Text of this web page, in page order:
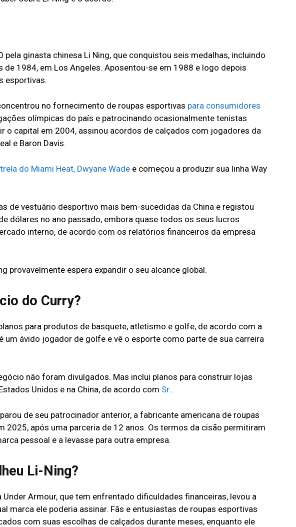
ginasta chinesa Li Ning, que conquistou seis medalhas, incluindo
de 1984, em Los Angeles. Aposentou-se em 1988 e logo depois
esportivas.
no fornecimento de roupas esportivas para consumidores
olímpicas do país e patrocinando ocasionalmente tenistas
o capital em 2004, assinou acordos de calçados com jogadores da
e Baron Davis.
do Miami Heat, Dwyane Wade e começou a produzir sua linha Way
de vestuário desportivo mais bem-sucedidas da China e registou
dólares no ano passado, embora quase todos os seus lucros
interno, de acordo com os relatórios financeiros da empresa
provavelmente espera expandir o seu alcance global.
do Curry?
para produtos de basquete, atletismo e golfe, de acordo com a
é um ávido jogador de golfe e vê o esporte como parte de sua carreira
não foram divulgados. Mas inclui planos para construir lojas
Unidos e na China, de acordo com Sr..
de seu patrocinador anterior, a fabricante americana de roupas
2025, após uma parceria de 12 anos. Os termos da cisão permitiram
pessoal e a levasse para outra empresa.
Li-Ning?
Under Armour, que tem enfrentado dificuldades financeiras, levou a
marca ele poderia assinar. Fãs e entusiastas de roupas esportivas
com suas escolhas de calçados durante meses, enquanto ele